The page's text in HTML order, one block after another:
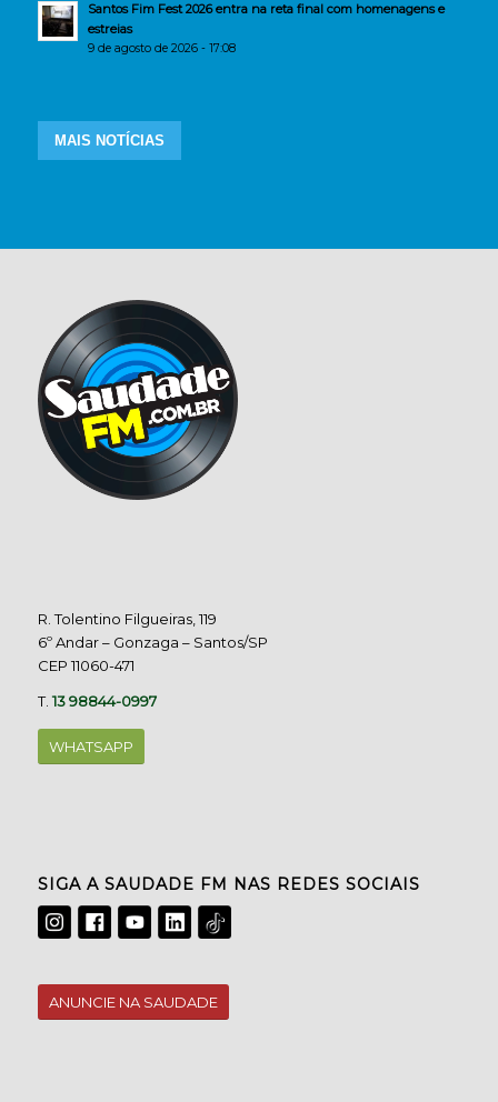
Santos Fim Fest 2026 entra na reta final com homenagens e
estreias
9 de agosto de 2026 - 17:08
MAIS NOTÍCIAS
R. Tolentino Filgueiras, 119
6º Andar – Gonzaga – Santos/SP
CEP 11060-471
T.13 98844-0997
WHATSAPP
SIGA A SAUDADE FM NAS REDES SOCIAIS
ANUNCIE NA SAUDADE